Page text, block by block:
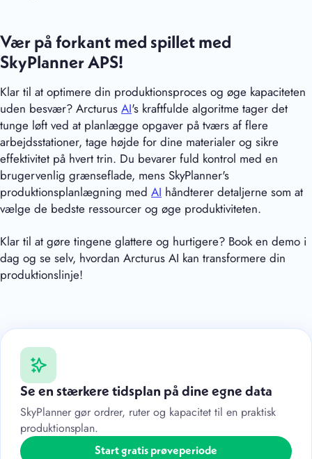
Vær på forkant med spillet med
SkyPlanner APS!
Klar til at optimere din produktionsproces og øge kapaciteten
uden besvær? Arcturus AI's kraftfulde algoritme tager det
tunge løft ved at planlægge opgaver på tværs af flere
arbejdsstationer, tage højde for dine materialer og sikre
effektivitet på hvert trin. Du bevarer fuld kontrol med en
brugervenlig grænseflade, mens SkyPlanner's
produktionsplanlægning med AI håndterer detaljerne som at
vælge de bedste ressourcer og øge produktiviteten.
Klar til at gøre tingene glattere og hurtigere? Book en demo i
dag og se selv, hvordan Arcturus AI kan transformere din
produktionslinje!
Se en stærkere tidsplan på dine egne data
SkyPlanner gør ordrer, ruter og kapacitet til en praktisk
produktionsplan.
Start gratis prøveperiode